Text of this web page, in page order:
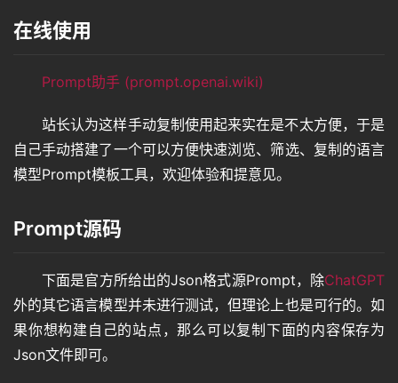
在线使用
Prompt助手 (prompt.openai.wiki)
站长认为这样手动复制使用起来实在是不太方便，于是
自己手动搭建了一个可以方便快速浏览、筛选、复制的语言
模型Prompt模板工具，欢迎体验和提意见。
Prompt源码
下面是官方所给出的Json格式源Prompt，除ChatGPT
外的其它语言模型并未进行测试，但理论上也是可行的。如
果你想构建自己的站点，那么可以复制下面的内容保存为
Json文件即可。